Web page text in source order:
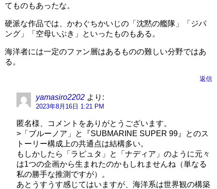
てものもあったな。
硬派な作品では、かわぐちかいじの「沈黙の艦隊」「ジパ
ング」「空母いぶき」といったものもある。
海洋者には一定のファン層はあるものの難しい分野ではあ
る。
返信
yamasiro2202 より:
2023年8月16日 1:21 PM
匿名様、コメントをありがとうございます。
>「ブルーノア」と『SUBMARINE SUPER 99』とのス
トーリー構成上の共通点は結構多い。
もしかしたら「ラピュタ」と「ナディア」のように元々
は1つの企画から生まれたのかもしれませんね（単なる
私の勝手な推測ですが）。
あとうすうす感じてはいますが、海洋系は世界観の構築